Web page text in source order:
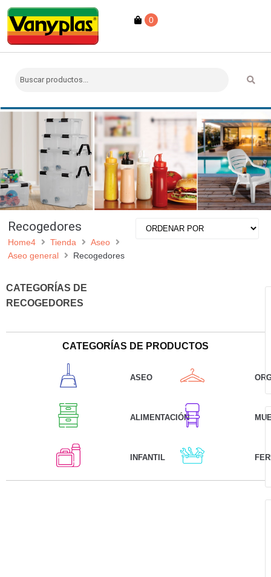
0
Recogedores
Home4 Tienda
Aseo
Aseo general
Recogedores
CATEGORÍAS DE
RECOGEDORES
CATEGORÍAS DE PRODUCTOS
ASEO
ALIMENTACIÓN
INFANTIL